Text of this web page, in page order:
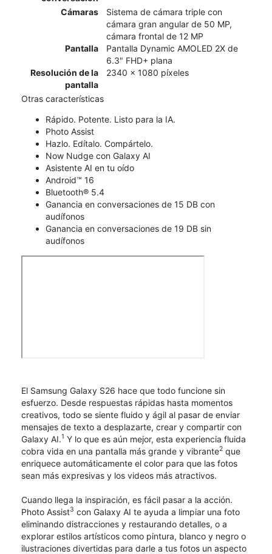
Cámaras
Sistema de cámara triple con
cámara gran angular de 50 MP,
cámara frontal de 12 MP
Pantalla
Pantalla Dynamic AMOLED 2X de
6.3" FHD+ plana
Resolución de la
pantalla
2340 x 1080 píxeles
Otras características
Rápido. Potente. Listo para la IA.
Photo Assist
Hazlo. Edítalo. Compártelo.
Now Nudge con Galaxy AI
Asistente AI en tu oído
Android™ 16
Bluetooth® 5.4
Ganancia en conversaciones de 15 DB con
audífonos
Ganancia en conversaciones de 19 DB sin
audífonos
El Samsung Galaxy S26 hace que todo funcione sin
esfuerzo. Desde respuestas rápidas hasta momentos
creativos, todo se siente fluido y ágil al pasar de enviar
mensajes de texto a desplazarte, crear y compartir con
Galaxy AI.1 Y lo que es aún mejor, esta experiencia fluida
cobra vida en una pantalla más grande y vibrante2 que
enriquece automáticamente el color para que las fotos
sean más expresivas y los videos más atractivos.
Cuando llega la inspiración, es fácil pasar a la acción.
Photo Assist3 con Galaxy AI te ayuda a limpiar una foto
eliminando distracciones y restaurando detalles, o a
explorar estilos artísticos como pintura, blanco y negro o
ilustraciones divertidas para darle a tus fotos un aspecto